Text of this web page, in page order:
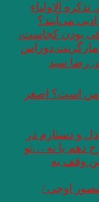
الاولیاء
می‌آیند؟
بودن کجاست،
دوراس
رضا سید
است؟ اصغر
و دستارم در
دهم یا نه …تو
وقف به
اوجی /